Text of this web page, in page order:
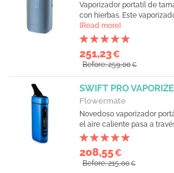
Vaporizador portatil de
con hierbas. Este
[Read more]
251,23€
Before: 259,00€
SWIFT PRO
Flowermate
Novedoso vaporizador
el aire caliente pasa a
208,55€
Before: 215,00€